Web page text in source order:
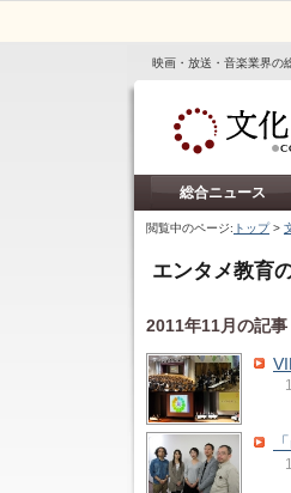
映画・放送・音楽業界の
総合ニュース
閲覧中のページ: トップ>
エンタメ教育
2011年11月の記事